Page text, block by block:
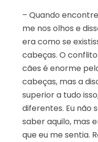
– Quando
me nos olhos e
era como se
cabeças. O
cães é enorme
cabeças, mas a
superior a tudo
diferentes. Eu não
saber aquilo, mas
que eu me sentia.